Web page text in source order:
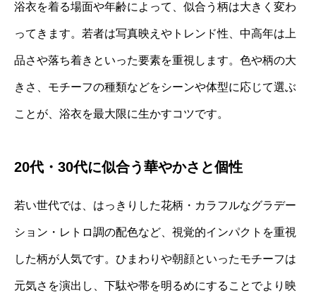
浴衣を着る場面や年齢によって、似合う柄は大きく変わ
ってきます。若者は写真映えやトレンド性、中高年は上
品さや落ち着きといった要素を重視します。色や柄の大
きさ、モチーフの種類などをシーンや体型に応じて選ぶ
ことが、浴衣を最大限に生かすコツです。
20代・30代に似合う華やかさと個性
若い世代では、はっきりした花柄・カラフルなグラデー
ション・レトロ調の配色など、視覚的インパクトを重視
した柄が人気です。ひまわりや朝顔といったモチーフは
元気さを演出し、下駄や帯を明るめにすることでより映